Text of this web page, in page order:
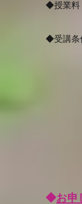
◆授業
お
​◆受講
◆お申